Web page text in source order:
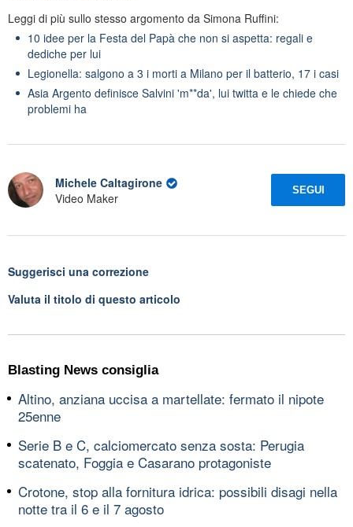
Leggi di più sullo stesso argomento da Simona Ruffini:
10 idee per la Festa del Papà che non si aspetta: regali e
dediche per lui
Legionella: salgono a 3 i morti a Milano per il batterio, 17 i casi
Asia Argento definisce Salvini 'm**da', lui twitta e le chiede che
problemi ha
Michele Caltagirone
Video Maker
SEGUI
Suggerisci una correzione
Valuta il titolo di questo articolo
Blasting News consiglia
Altino, anziana uccisa a martellate: fermato il nipote
25enne
Serie B e C, calciomercato senza sosta: Perugia
scatenato, Foggia e Casarano protagoniste
Crotone, stop alla fornitura idrica: possibili disagi nella
notte tra il 6 e il 7 agosto